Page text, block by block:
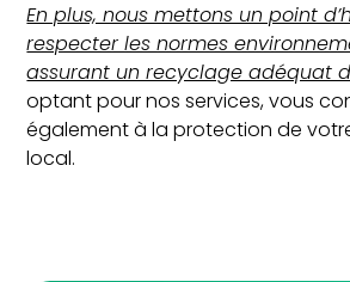
En plus, nous mettons un point
respecter les normes
assurant un recyclage adéquat
optant pour nos services, vous
également à la protection de
local.